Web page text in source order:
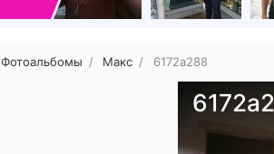
Фотоальбомы Макс 6172a288